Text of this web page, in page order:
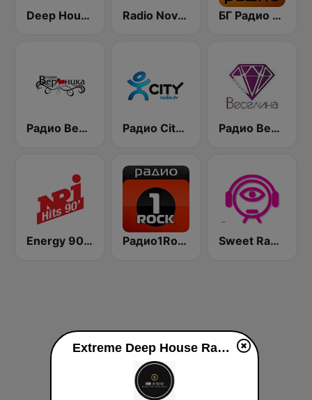
Deep House Radio Radio Nova 101.7 FM БГ Радио 91.9 ( BG Radio )
Радио Вероника 96.7 (Radio Veronika) Радио City 99.7 FM Радио Веселина 99.1 FM
Energy 90's Only Радио1Rock 98.3 FM ( Radio 1 Rock ) Sweet Radio Bulgaria
Extreme Deep House Radio live